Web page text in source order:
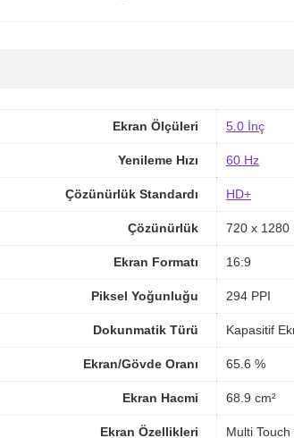
Ekran Ölçüleri 5.0 İnç
Yenileme Hızı 60 Hz
Çözünürlük Standardı HD+
Çözünürlük 720 x 1280
Ekran Formatı 16:9
Piksel Yoğunluğu 294 PPI
Dokunmatik Türü Kapasitif
Ekran/Gövde Oranı 65.6 %
Ekran Hacmi 68.9 cm²
Ekran Özellikleri Multi